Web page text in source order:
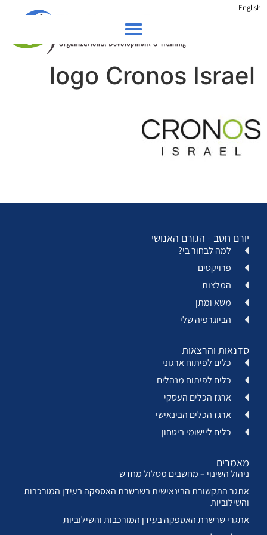
English
logo Cronos Israel
יורם חטב - הגורם האנושי
למה לבחור בי?
פרויקטים
המלצות
משא ומתן
הביוגרפיה שלי
סדנאות והרצאות
כלים לפיתוח ארגוני
כלים לפיתוח מנהלים
ארגז הכלים העסקי
ארגז הכלים הבינאישי
כלים ליישומי ביטחון
מאמרים
ניהול השינוי – מחשבים מסלול מחדש
אתגר התקשורת הבינאישית בשרשרת האספקה בעידן המורכבות
והשילוביות
אתגרי שרשרת האספקה בעידן המורכבות והשילוביות